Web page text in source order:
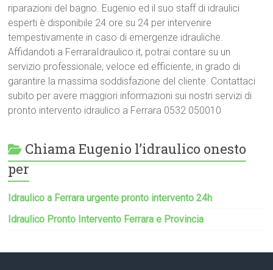
riparazioni del bagno. Eugenio ed il suo staff di idraulici
esperti è disponibile 24 ore su 24 per intervenire
tempestivamente in caso di emergenze idrauliche.
Affidandoti a FerraraIdraulico.it, potrai contare su un
servizio professionale, veloce ed efficiente, in grado di
garantire la massima soddisfazione del cliente. Contattaci
subito per avere maggiori informazioni sui nostri servizi di
pronto intervento idraulico a Ferrara 0532 050010
Chiama Eugenio l’idraulico onesto
per
Idraulico a Ferrara urgente pronto intervento 24h
Idraulico Pronto Intervento Ferrara e Provincia